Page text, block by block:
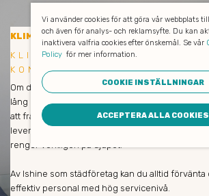
KLIMATSMARTKONTORSSTÄDNING
KLIMATSMART OCH EFFEKTIV
KONTORSSTÄDNING I
Om du är nöjd så är vi också nöjda! Våra
lång erfarenhet och städar enbart med
att främja såväl dina medarbetares hälsa som
lever i. De avlägsnar all smuts och allt damm,
rengör verkligen på djupet.
Av Ishine som städföretag kan du alltid förvänta
effektiv personal med hög servicenivå.
Vi använder cookies för att göra vår webbplats
och även för analys- och reklamsyfte. Du kan
inaktivera valfria cookies efter önskemål. Se vår
Policy för mer information.
COOKIE INSTÄLLNINGAR
ACCEPTERA ALLA COOKIES